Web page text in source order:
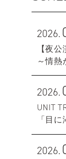
2026.
【夜
～情熱
2026.
UNIT
「目
2026.